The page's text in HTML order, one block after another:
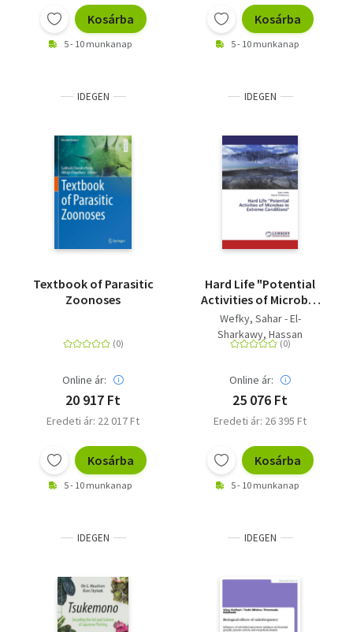
Kosárba
5 - 10 munkanap
Kosárba
5 - 10 munkanap
IDEGEN
Textbook of Parasitic
Zoonoses
Online ár:
20 917 Ft
Eredeti ár: 22 017 Ft
Kosárba
5 - 10 munkanap
IDEGEN
Hard Life "Potential
Activities of Microbes
in Extreme
Conditions"
Wefky, Sahar - El-
Sharkawy, Hassan
Online ár:
25 076 Ft
Eredeti ár: 26 395 Ft
Kosárba
5 - 10 munkanap
IDEGEN IDEGEN